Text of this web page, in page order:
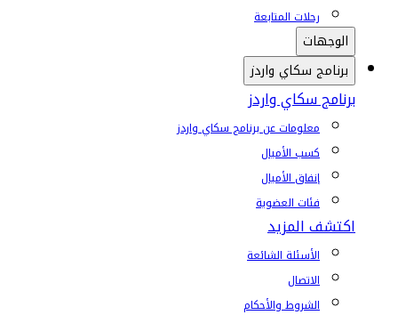
رحلات المتابعة
الوجهات
برنامج سكاي واردز
برنامج سكاي واردز
معلومات عن برنامج سكاي واردز
كسب الأميال
إنفاق الأميال
فئات العضوية
اكتشف المزيد
الأسئلة الشائعة
الاتصال
الشروط والأحكام